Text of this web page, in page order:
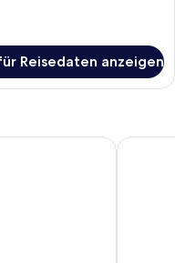
Reisedaten anzeigen
Ibis